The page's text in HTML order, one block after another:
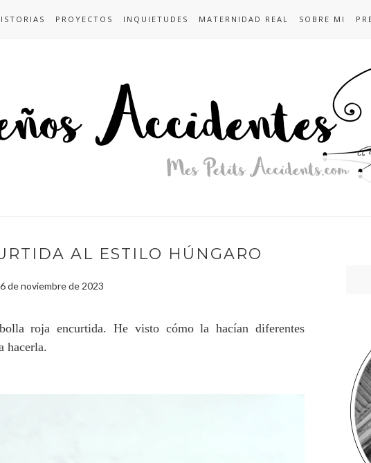
PROYECTOS INQUIETUDES MATERNIDAD REAL SOBRE MI
AL ESTILO HÚNGARO
de noviembre de 2023
roja encurtida. He visto cómo la hacían diferentes
hacerla.